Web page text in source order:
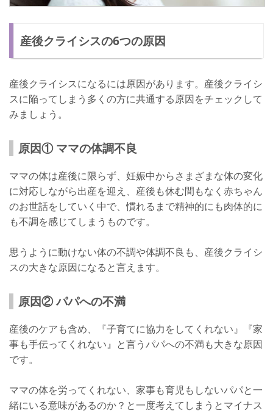
産後クライシスの6つの原因
産後クライシスになるには原因があります。産後クライシ
スに陥ってしまう多くの方に共通する原因をチェックして
みましょう。
原因① ママの体調不良
ママの体は産後に限らず、妊娠中からさまざまな体の変化
に対応しながら出産を迎え、産後も休む間もなく赤ちゃん
のお世話をしていく中で、慣れるまで精神的にも肉体的に
も不調を感じてしまうものです。
思うように動けない体の不調や体調不良も、産後クライシ
スの大きな原因になると言えます。
原因② パパへの不満
産後のケアも含め、『子育てに協力をしてくれない』『家
事も手伝ってくれない』と言うパパへの不満も大きな原因
です。
ママの体を労ってくれない、家事も育児もしないパパと一
緒にいる意味があるのか？と一度考えてしまうとマイナス